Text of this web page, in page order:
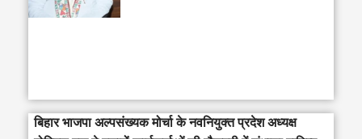
बिहार भाजपा अल्पसंख्यक मोर्चा के नवनियुक्त प्रदेश अध्यक्ष